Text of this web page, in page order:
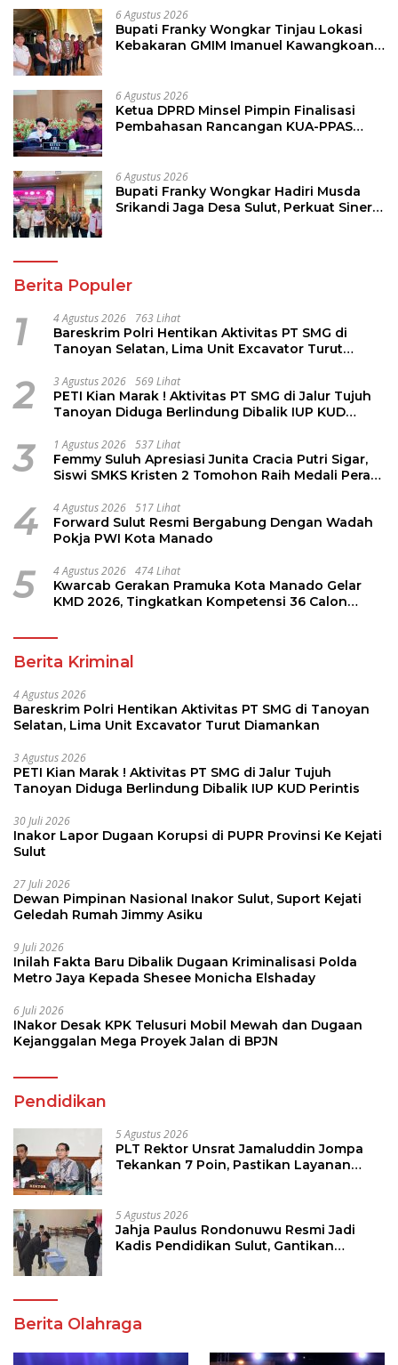
6 Agustus 2026
Bupati Franky Wongkar Tinjau Lokasi
Kebakaran GMIM Imanuel Kawangkoan
6 Agustus 2026
Ketua DPRD Minsel Pimpin Finalisasi
Pembahasan Rancangan KUA-PPAS
6 Agustus 2026
Bupati Franky Wongkar Hadiri Musda
Srikandi Jaga Desa Sulut, Perkuat Sinergi
Berita Populer
1 4 Agustus 2026 763 Lihat
Bareskrim Polri Hentikan Aktivitas PT SMG di
Tanoyan Selatan, Lima Unit Excavator Turut
2 3 Agustus 2026 569 Lihat
PETI Kian Marak ! Aktivitas PT SMG di Jalur Tujuh
Tanoyan Diduga Berlindung Dibalik IUP KUD
3 1 Agustus 2026 537 Lihat
Femmy Suluh Apresiasi Junita Cracia Putri Sigar,
Siswi SMKS Kristen 2 Tomohon Raih Medali Perak
4 4 Agustus 2026 517 Lihat
Forward Sulut Resmi Bergabung Dengan Wadah
Pokja PWI Kota Manado
5 4 Agustus 2026 474 Lihat
Kwarcab Gerakan Pramuka Kota Manado Gelar
KMD 2026, Tingkatkan Kompetensi 36 Calon
Berita Kriminal
4 Agustus 2026
Bareskrim Polri Hentikan Aktivitas PT SMG di Tanoyan
Selatan, Lima Unit Excavator Turut Diamankan
3 Agustus 2026
PETI Kian Marak ! Aktivitas PT SMG di Jalur Tujuh
Tanoyan Diduga Berlindung Dibalik IUP KUD Perintis
30 Juli 2026
Inakor Lapor Dugaan Korupsi di PUPR Provinsi Ke Kejati
Sulut
27 Juli 2026
Dewan Pimpinan Nasional Inakor Sulut, Suport Kejati
Geledah Rumah Jimmy Asiku
9 Juli 2026
Inilah Fakta Baru Dibalik Dugaan Kriminalisasi Polda
Metro Jaya Kepada Shesee Monicha Elshaday
6 Juli 2026
INakor Desak KPK Telusuri Mobil Mewah dan Dugaan
Kejanggalan Mega Proyek Jalan di BPJN
Pendidikan
5 Agustus 2026
PLT Rektor Unsrat Jamaluddin Jompa
Tekankan 7 Poin, Pastikan Layanan
5 Agustus 2026
Jahja Paulus Rondonuwu Resmi Jadi
Kadis Pendidikan Sulut, Gantikan
Berita Olahraga